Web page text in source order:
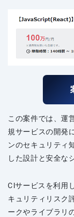
この案件では、運
規サービスの開発
ンのセキュリティ
した設計と安全な
CIサービスを利用
キュリティリスク
ークやライブラリ